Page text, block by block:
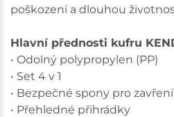
poškození a dlouhou
Hlavní přednosti kufru
• Odolný polypropylen (PP)
• Set 4 v 1
• Bezpečné spony pro zavření
• Přehledné přihrádky